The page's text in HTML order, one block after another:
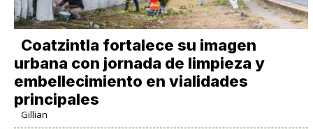
Coatzintla fortalece su imagen
urbana con jornada de limpieza y
embellecimiento en vialidades
principales
Gillian